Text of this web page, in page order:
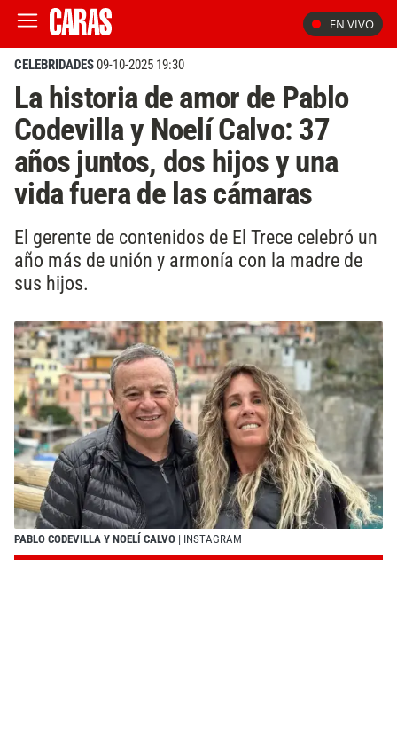
EN VIVO
CELEBRIDADES09-10-2025 19:30
La historia de amor de Pablo
Codevilla y Noelí Calvo: 37
años juntos, dos hijos y una
vida fuera de las cámaras
El gerente de contenidos de El Trece celebró un
año más de unión y armonía con la madre de
sus hijos.
PABLO CODEVILLA Y NOELÍ CALVO | INSTAGRAM